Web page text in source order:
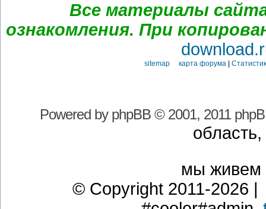
Все материалы
ознакомления. При
sitemap карта форума|
Powered by phpBB© 2001, 2011
мы
© Copyright 2011-2026